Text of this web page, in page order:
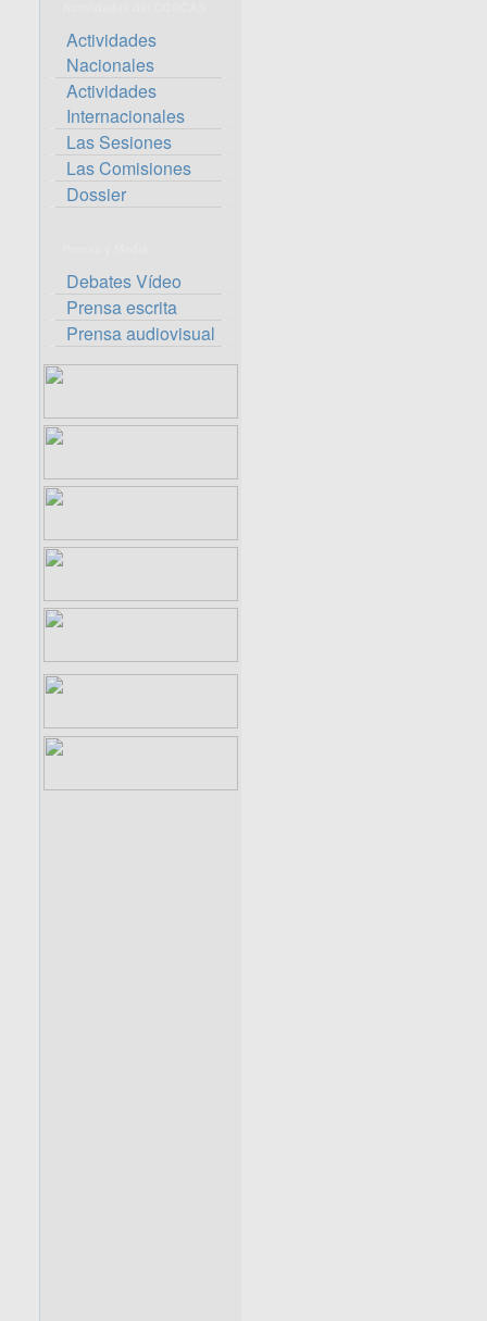
Actividades
Nacionales
Actividades
Internacionales
Las Sesiones
Las Comisiones
Dossier
Debates Vídeo
Prensa escrita
Prensa audiovisual